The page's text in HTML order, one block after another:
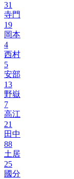
31
寺門
19
岡本
4
西村
5
安部
13
野嶽
7
高江
21
田中
88
土居
25
國分